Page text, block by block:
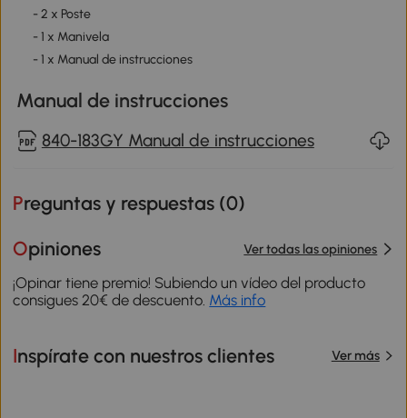
- 2 x Poste
- 1 x Manivela
- 1 x Manual de instrucciones
Manual de instrucciones
840-183GY Manual de instrucciones
Preguntas y respuestas (0)
Opiniones Ver todas las opiniones
¡Opinar tiene premio! Subiendo un vídeo del producto
consigues 20€ de descuento. Más info
Inspírate con nuestros clientes Ver más